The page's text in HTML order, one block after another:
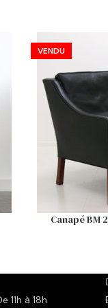
VENDU
Canapé BM
11h à 18h